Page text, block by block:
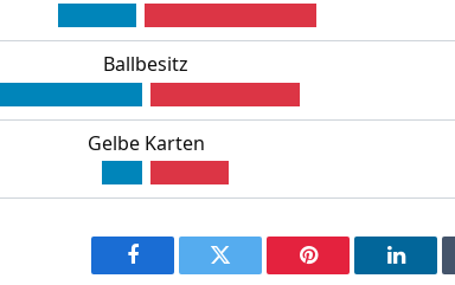
Ballbesitz
Gelbe Karten
Facebook Twitter Pinterest